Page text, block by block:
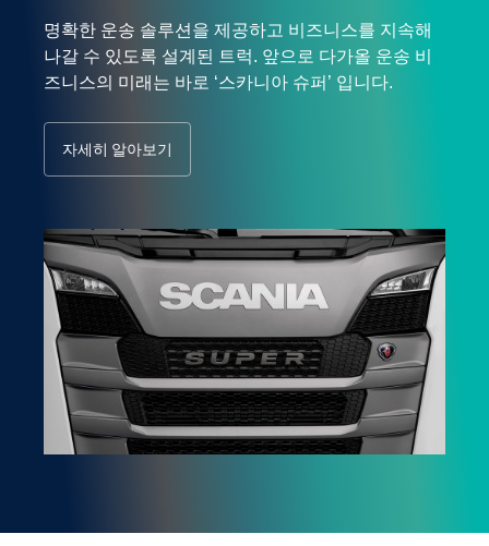
명확한 운송 솔루션을 제공하고 비즈니스를 지속해
나갈 수 있도록 설계된 트럭. 앞으로 다가올 운송 비
즈니스의 미래는 바로 ‘스카니아 슈퍼’ 입니다.
자세히 알아보기